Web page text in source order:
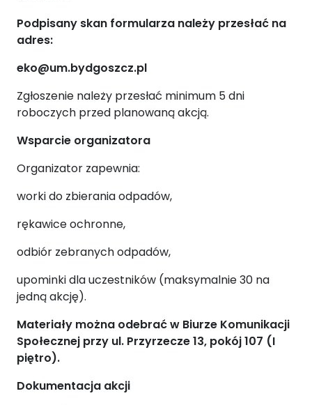
Podpisany skan formularza należy przesłać na
adres:
eko@um.bydgoszcz.pl
Zgłoszenie należy przesłać minimum 5 dni
roboczych przed planowaną akcją.
Wsparcie organizatora
Organizator zapewnia:
worki do zbierania odpadów,
rękawice ochronne,
odbiór zebranych odpadów,
upominki dla uczestników (maksymalnie 30 na
jedną akcję).
Materiały można odebrać w Biurze Komunikacji
Społecznej przy ul. Przyrzecze 13, pokój 107 (I
piętro).
Dokumentacja akcji